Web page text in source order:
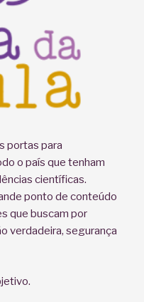
portas para
o país que tenham
científicas.
ponto de conteúdo
que buscam por
verdadeira, segurança